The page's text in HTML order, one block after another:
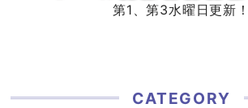
第1、第3水曜日更新！
CATEGORY